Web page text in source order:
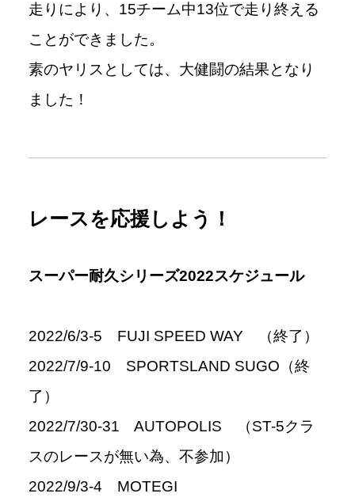
走りにより、15チーム中13位で走り終える
ことができました。
素のヤリスとしては、大健闘の結果となり
ました！
レースを応援しよう！
スーパー耐久シリーズ2022スケジュール
2022/6/3-5 FUJI SPEED WAY （終了）
2022/7/9-10 SPORTSLAND SUGO（終
了）
2022/7/30-31 AUTOPOLIS （ST-5クラ
スのレースが無い為、不参加）
2022/9/3-4 MOTEGI